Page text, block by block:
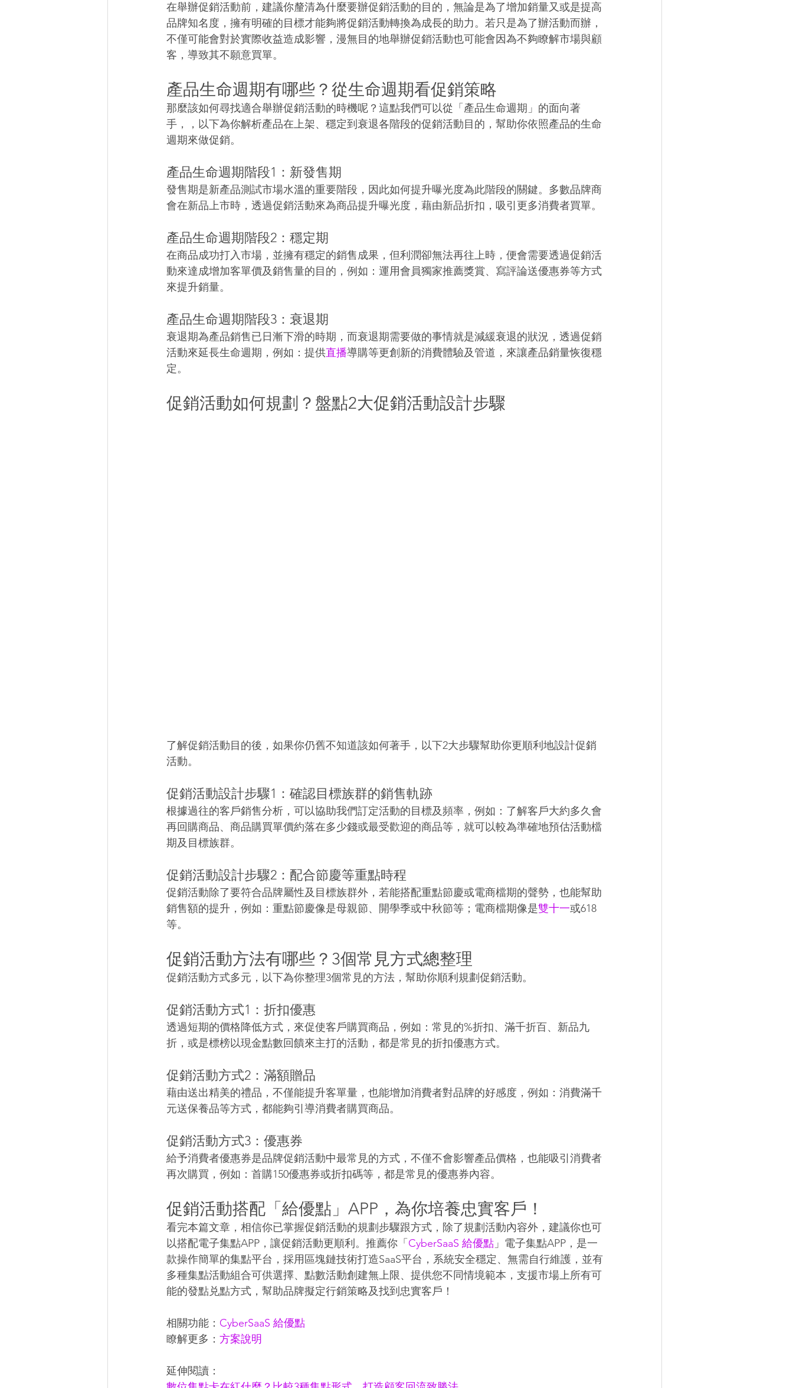
在舉辦促銷活動前，建議你釐清為什麼要辦促銷活動的目的，無論是為了增加銷量又或是提高
品牌知名度，擁有明確的目標才能夠將促銷活動轉換為成長的助力。若只是為了辦活動而辦，
不僅可能會對於實際收益造成影響，漫無目的地舉辦促銷活動也可能會因為不夠瞭解市場與顧
客，導致其不願意買單。
產品生命週期有哪些？從生命週期看促銷策略
那麼該如何尋找適合舉辦促銷活動的時機呢？這點我們可以從「產品生命週期」的面向著
手，，以下為你解析產品在上架、穩定到衰退各階段的促銷活動目的，幫助你依照產品的生命
週期來做促銷。
產品生命週期階段1：新發售期
發售期是新產品測試市場水溫的重要階段，因此如何提升曝光度為此階段的關鍵。多數品牌商
會在新品上市時，透過促銷活動來為商品提升曝光度，藉由新品折扣，吸引更多消費者買單。
產品生命週期階段2：穩定期
在商品成功打入市場，並擁有穩定的銷售成果，但利潤卻無法再往上時，便會需要透過促銷活
動來達成增加客單價及銷售量的目的，例如：運用會員獨家推薦獎賞、寫評論送優惠券等方式
來提升銷量。
產品生命週期階段3：衰退期
衰退期為產品銷售已日漸下滑的時期，而衰退期需要做的事情就是減緩衰退的狀況，透過促銷
活動來延長生命週期，例如：提供直播導購等更創新的消費體驗及管道，來讓產品銷量恢復穩
定。
促銷活動如何規劃？盤點2大促銷活動設計步驟
了解促銷活動目的後，如果你仍舊不知道該如何著手，以下2大步驟幫助你更順利地設計促銷
活動。
促銷活動設計步驟1：確認目標族群的銷售軌跡
根據過往的客戶銷售分析，可以協助我們訂定活動的目標及頻率，例如：了解客戶大約多久會
再回購商品、商品購買單價約落在多少錢或最受歡迎的商品等，就可以較為準確地預估活動檔
期及目標族群。
促銷活動設計步驟2：配合節慶等重點時程
促銷活動除了要符合品牌屬性及目標族群外，若能搭配重點節慶或電商檔期的聲勢，也能幫助
銷售額的提升，例如：重點節慶像是母親節、開學季或中秋節等；電商檔期像是雙十一或618
等。
促銷活動方法有哪些？3個常見方式總整理
促銷活動方式多元，以下為你整理3個常見的方法，幫助你順利規劃促銷活動。
促銷活動方式1：折扣優惠
透過短期的價格降低方式，來促使客戶購買商品，例如：常見的%折扣、滿千折百、新品九
折，或是標榜以現金點數回饋來主打的活動，都是常見的折扣優惠方式。
促銷活動方式2：滿額贈品
藉由送出精美的禮品，不僅能提升客單量，也能增加消費者對品牌的好感度，例如：消費滿千
元送保養品等方式，都能夠引導消費者購買商品。
促銷活動方式3：優惠券
給予消費者優惠券是品牌促銷活動中最常見的方式，不僅不會影響產品價格，也能吸引消費者
再次購買，例如：首購150優惠券或折扣碼等，都是常見的優惠券內容。
促銷活動搭配「給優點」APP，為你培養忠實客戶！
看完本篇文章，相信你已掌握促銷活動的規劃步驟跟方式，除了規劃活動內容外，建議你也可
以搭配電子集點APP，讓促銷活動更順利。推薦你「CyberSaaS 給優點 」電子集點APP，是一
款操作簡單的集點平台，採用區塊鏈技術打造SaaS平台，系統安全穩定、無需自行維護，並有
多種集點活動組合可供選擇、點數活動創建無上限、提供您不同情境範本，支援市場上所有可
能的發點兑點方式，幫助品牌擬定行銷策略及找到忠實客戶！
相關功能： CyberSaaS 給優點
瞭解更多： 方案說明
延伸閱讀：